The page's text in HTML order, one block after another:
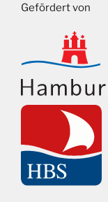
Gefördert von